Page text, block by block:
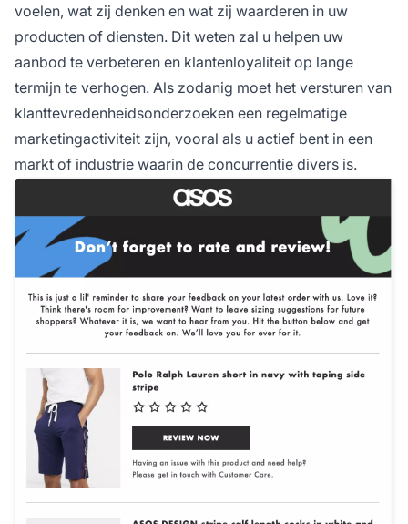
voelen, wat zij denken en wat zij waarderen in uw
producten of diensten. Dit weten zal u helpen uw
aanbod te verbeteren en klantenloyaliteit op lange
termijn te verhogen. Als zodanig moet het versturen van
klanttevredenheidsonderzoeken een regelmatige
marketingactiviteit zijn, vooral als u actief bent in een
markt of industrie waarin de concurrentie divers is.